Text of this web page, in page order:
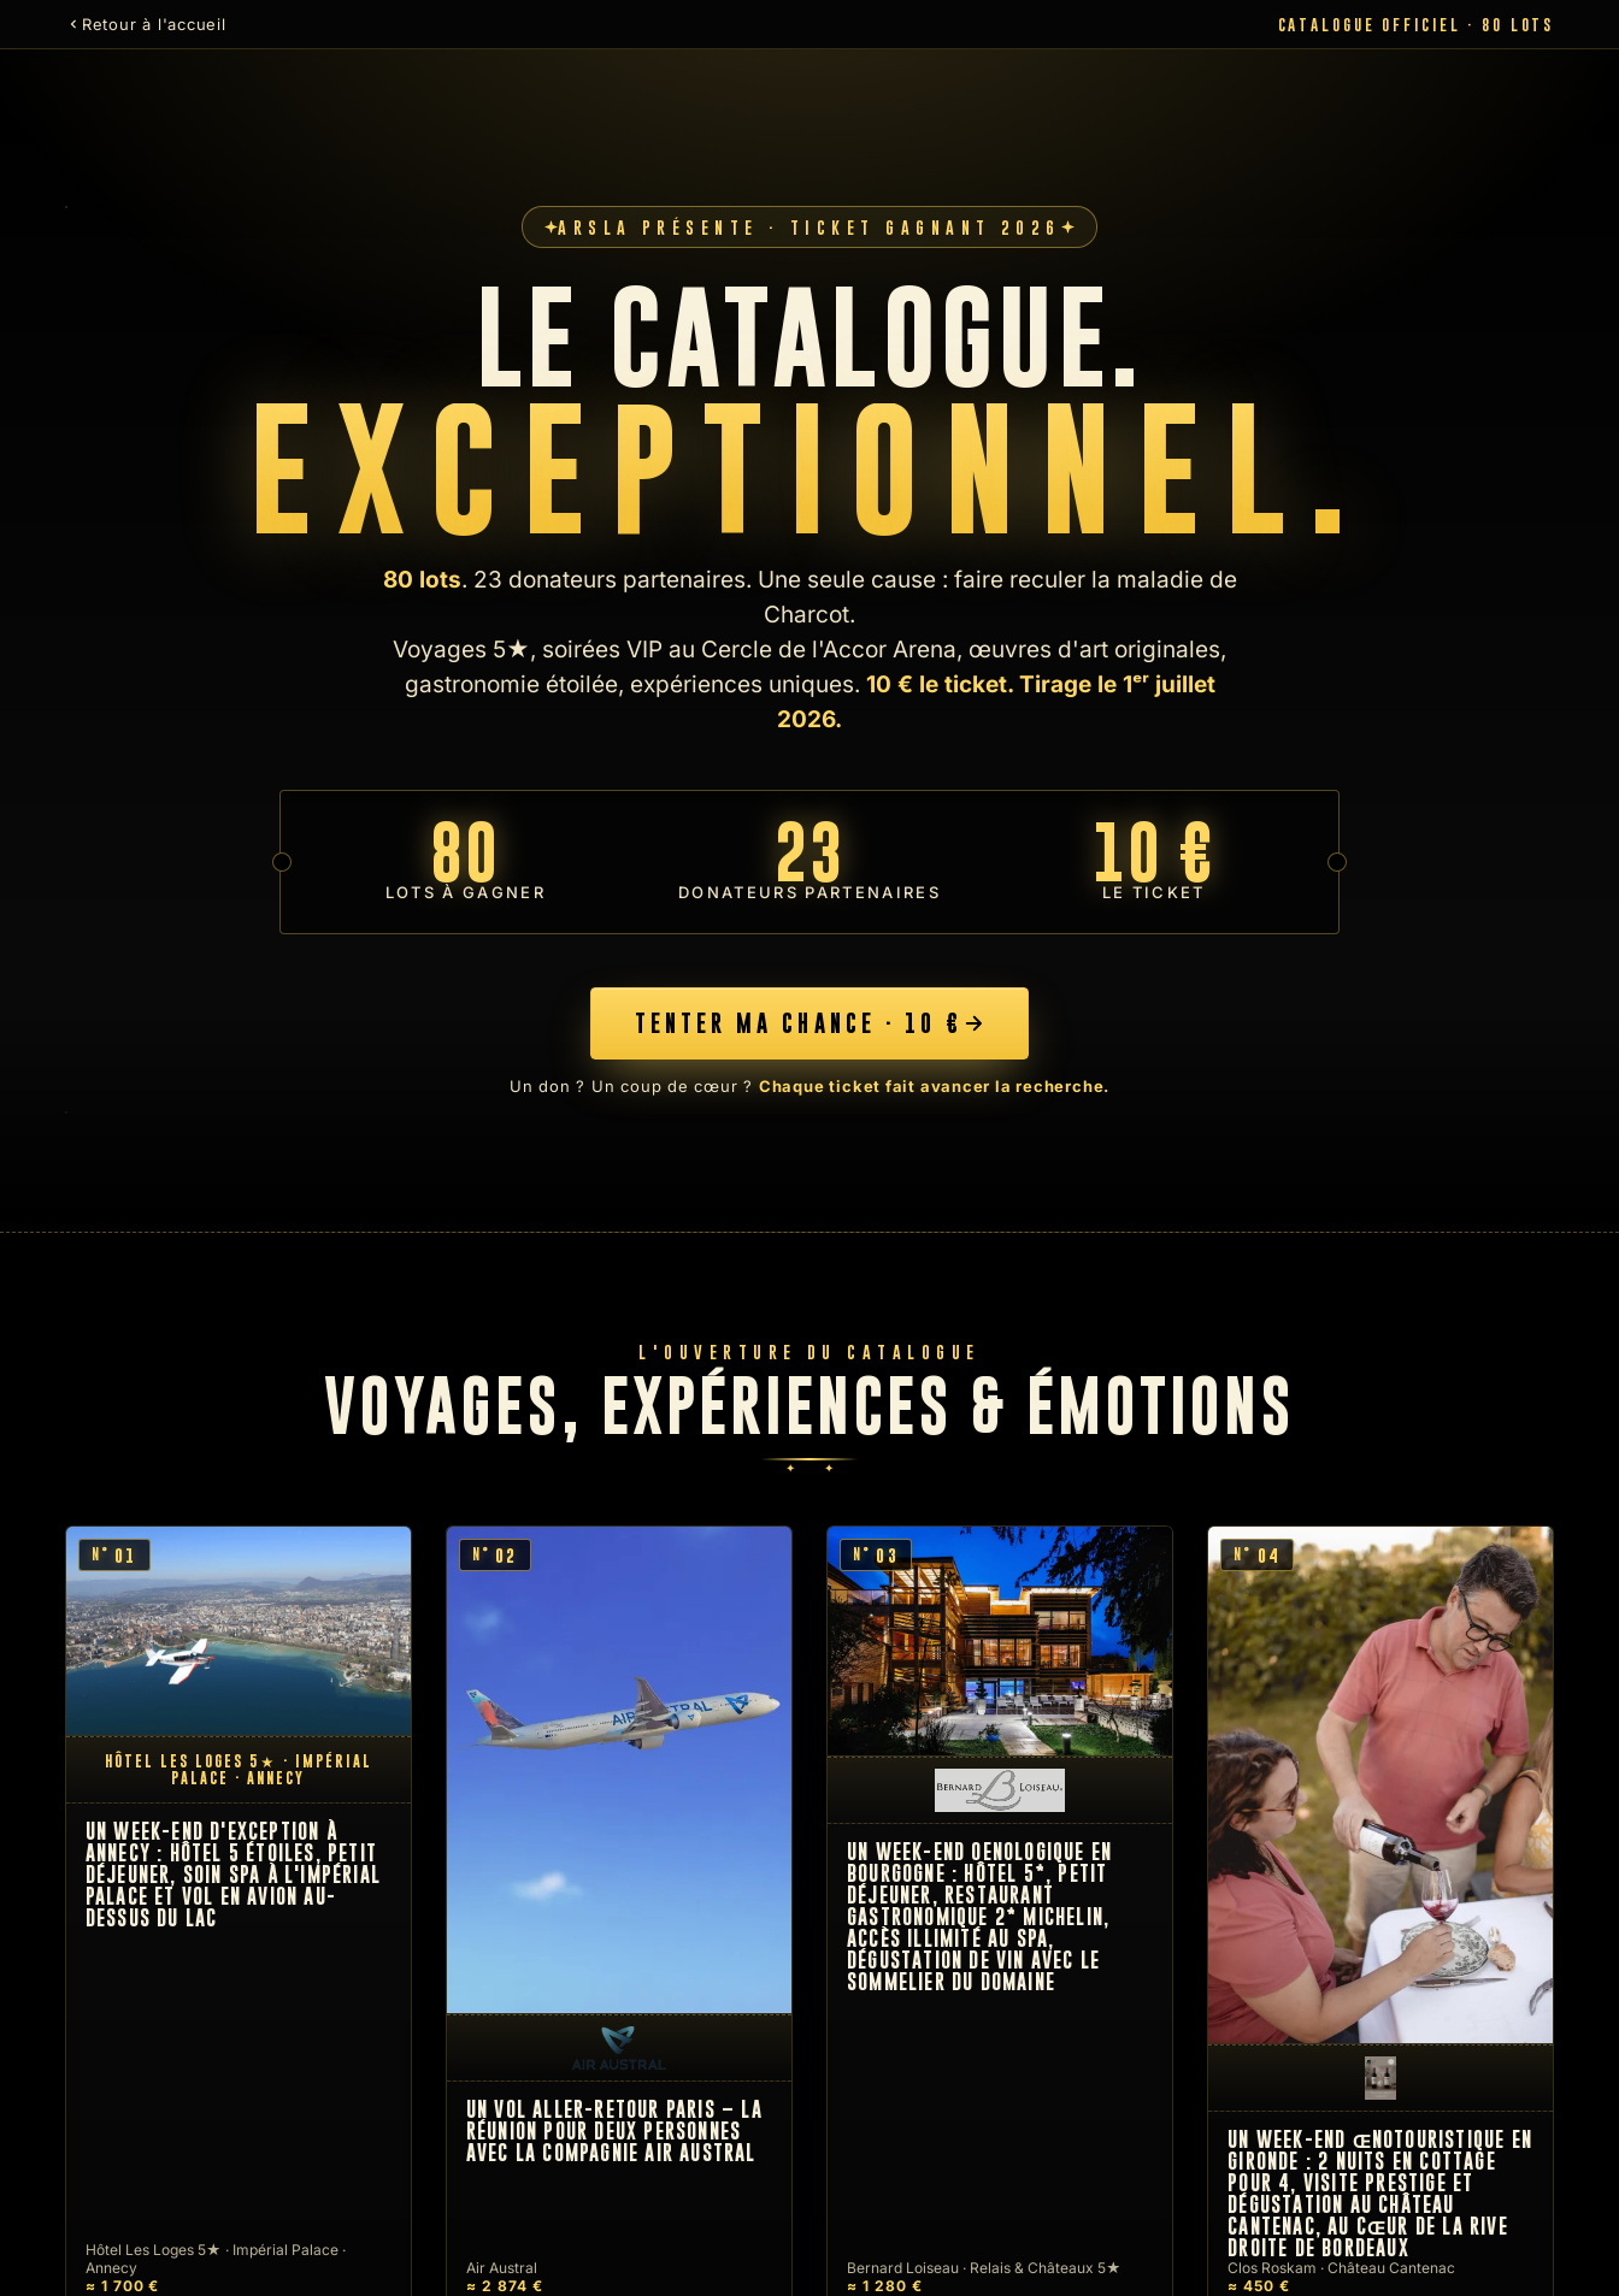
Retour à l'accueil CATALOGUE OFFICIEL · 80 LOTS
ARSLA PRÉSENTE · TICKET GAGNANT 2026
LE CATALOGUE.
EXCEPTIONNEL.
80 lots. 23 donateurs partenaires. Une seule cause : faire reculer la maladie de
Charcot.
Voyages 5★, soirées VIP au Cercle de l'Accor Arena, œuvres d'art originales,
gastronomie étoilée, expériences uniques. 10 € le ticket. Tirage le 1ᵉʳ juillet
2026.
80
LOTS À GAGNER
23
DONATEURS PARTENAIRES
10 €
LE TICKET
TENTER MA CHANCE · 10 €
Un don ? Un coup de cœur ? Chaque ticket fait avancer la recherche.
L'OUVERTURE DU CATALOGUE
VOYAGES, EXPÉRIENCES & ÉMOTIONS
N° 01
HÔTEL LES LOGES 5★ · IMPÉRIAL
PALACE · ANNECY
UN WEEK-END D'EXCEPTION À
ANNECY : HÔTEL 5 ÉTOILES, PETIT
DÉJEUNER, SOIN SPA À L'IMPÉRIAL
PALACE ET VOL EN AVION AU-
DESSUS DU LAC
Hôtel Les Loges 5★ · Impérial Palace ·
Annecy
≈ 1 700 €
N° 02
UN VOL ALLER-RETOUR PARIS – LA
RÉUNION POUR DEUX PERSONNES
AVEC LA COMPAGNIE AIR AUSTRAL
Air Austral
≈ 2 874 €
N° 03
UN WEEK-END OENOLOGIQUE EN
BOURGOGNE : HÔTEL 5*, PETIT
DÉJEUNER, RESTAURANT
GASTRONOMIQUE 2* MICHELIN,
ACCÈS ILLIMITÉ AU SPA,
DÉGUSTATION DE VIN AVEC LE
SOMMELIER DU DOMAINE
Bernard Loiseau · Relais & Châteaux 5★
≈ 1 280 €
N° 04
UN WEEK-END ŒNOTOURISTIQUE EN
GIRONDE : 2 NUITS EN COTTAGE
POUR 4, VISITE PRESTIGE ET
DÉGUSTATION AU CHÂTEAU
CANTENAC, AU CŒUR DE LA RIVE
DROITE DE BORDEAUX
Clos Roskam · Château Cantenac
≈ 450 €